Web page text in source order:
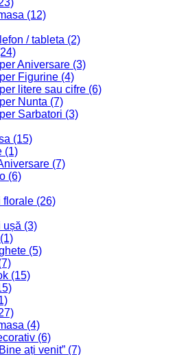
(12)
/ tableta (2)
Aniversare (3)
Figurine (4)
litere sau cifre (6)
Nunta (7)
Sarbatori (3)
(15)
(1)
(7)
(6)
florale (26)
ușă (3)
(1)
(5)
(15)
(4)
(6)
ați venit” (7)